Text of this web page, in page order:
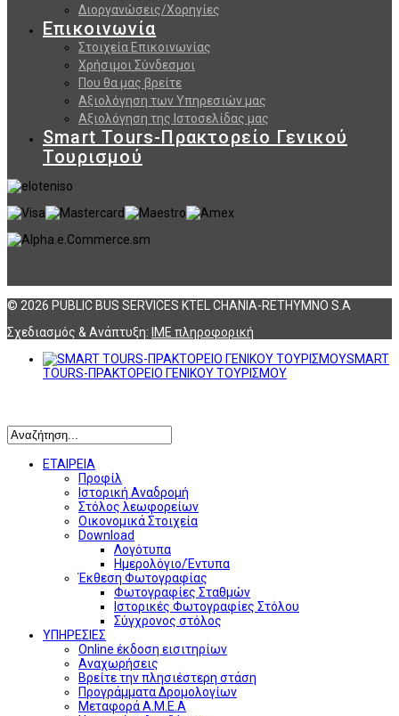
Διοργανώσεις/Χορηγίες
Επικοινωνία
Στοιχεία Επικοινωνίας
Χρήσιμοι Σύνδεσμοι
Που θα μας βρείτε
Αξιολόγηση των Υπηρεσιών μας
Αξιολόγηση της Ιστοσελίδας μας
Smart Tours-Πρακτορείο Γενικού
Τουρισμού
© 2026 PUBLIC BUS SERVICES KTEL CHANIA-RETHYMNO S.A
Σχεδιασμός & Ανάπτυξη: ΙΜΕ πληροφορική
SMART
TOURS-ΠΡΑΚΤΟΡΕΙΟ ΓΕΝΙΚΟΥ ΤΟΥΡΙΣΜΟΥ
ΕΤΑΙΡΕΙΑ
Προφίλ
Ιστορική Αναδρομή
Στόλος λεωφορείων
Οικονομικά Στοιχεία
Download
Λογότυπα
Ημερολόγιο/Έντυπα
Έκθεση Φωτογραφίας
Φωτογραφίες Σταθμών
Ιστορικές Φωτογραφίες Στόλου
Σύγχρονος στόλος
ΥΠΗΡΕΣΙΕΣ
Online έκδοση εισιτηρίων
Αναχωρήσεις
Βρείτε την πλησιέστερη στάση
Προγράμματα Δρομολογίων
Μεταφορά Α.Μ.Ε.Α